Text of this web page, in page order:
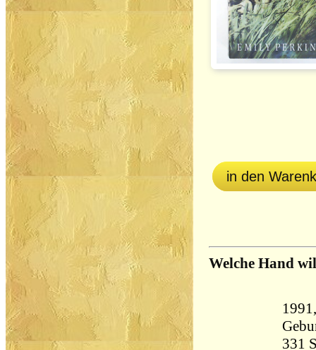
in den
Welche Hand
331